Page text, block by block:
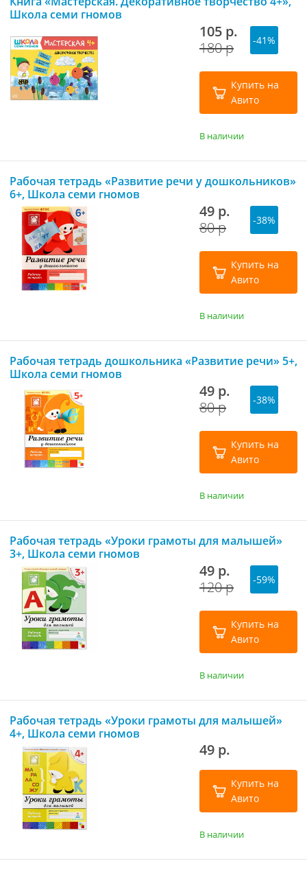
Школа семи гномов
105 р.
180 р
-41%
Купить на
Авито
В наличии
Рабочая тетрадь «Развитие речи у дошкольников»
6+, Школа семи гномов
49 р.
80 р
-38%
Купить на
Авито
В наличии
Рабочая тетрадь дошкольника «Развитие речи» 5+,
Школа семи гномов
49 р.
80 р
-38%
Купить на
Авито
В наличии
Рабочая тетрадь «Уроки грамоты для малышей»
3+, Школа семи гномов
49 р.
120 р
-59%
Купить на
Авито
В наличии
Рабочая тетрадь «Уроки грамоты для малышей»
4+, Школа семи гномов
49 р.
Купить на
Авито
В наличии